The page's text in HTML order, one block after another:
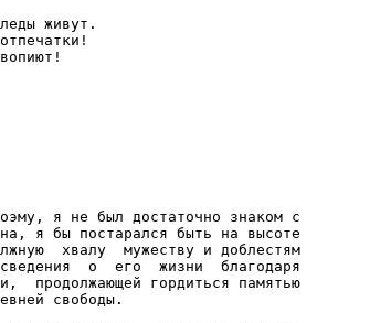
живут.
я не был достаточно знаком с
я бы постарался быть на высоте
хвалу  мужеству и доблестям
о  его  жизни  благодаря
продолжающей гордиться памятью
свободы.